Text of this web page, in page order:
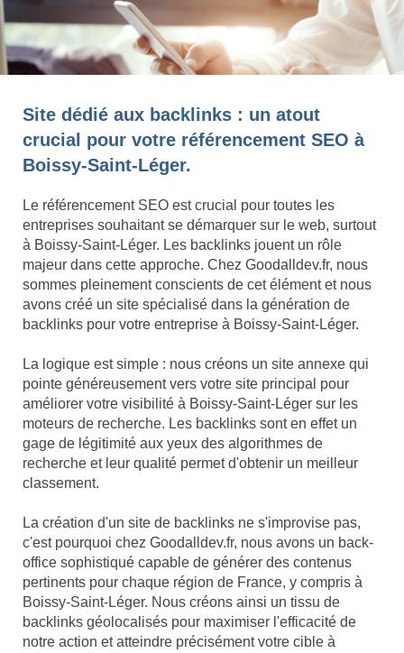
Site dédié aux backlinks : un atout
crucial pour votre référencement SEO à
Boissy-Saint-Léger.
Le référencement SEO est crucial pour toutes les
entreprises souhaitant se démarquer sur le web, surtout
à Boissy-Saint-Léger. Les backlinks jouent un rôle
majeur dans cette approche. Chez Goodalldev.fr, nous
sommes pleinement conscients de cet élément et nous
avons créé un site spécialisé dans la génération de
backlinks pour votre entreprise à Boissy-Saint-Léger.
La logique est simple : nous créons un site annexe qui
pointe généreusement vers votre site principal pour
améliorer votre visibilité à Boissy-Saint-Léger sur les
moteurs de recherche. Les backlinks sont en effet un
gage de légitimité aux yeux des algorithmes de
recherche et leur qualité permet d'obtenir un meilleur
classement.
La création d'un site de backlinks ne s'improvise pas,
c'est pourquoi chez Goodalldev.fr, nous avons un back-
office sophistiqué capable de générer des contenus
pertinents pour chaque région de France, y compris à
Boissy-Saint-Léger. Nous créons ainsi un tissu de
backlinks géolocalisés pour maximiser l'efficacité de
notre action et atteindre précisément votre cible à